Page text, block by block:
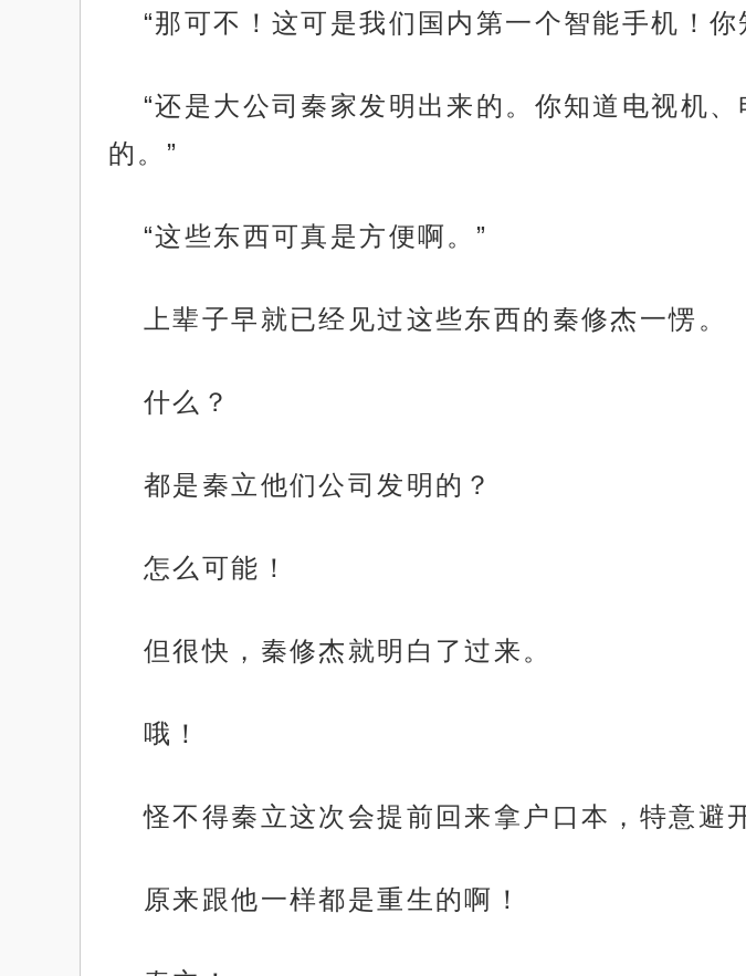
“那可不！这可是我们国内第一个智能手机！
“还是大公司秦家发明出来的。你知道电视机
的。”
“这些东西可真是方便啊。”
上辈子早就已经见过这些东西的秦修杰一愣。
什么？
都是秦立他们公司发明的？
怎么可能！
但很快，秦修杰就明白了过来。
哦！
怪不得秦立这次会提前回来拿户口本，特意避
原来跟他一样都是重生的啊！